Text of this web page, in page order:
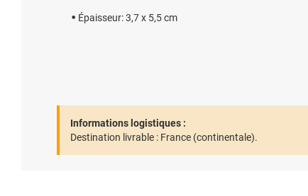
Épaisseur: 3,7 x 5,5 cm
Informations logistiques :
Destination livrable : France (continentale).